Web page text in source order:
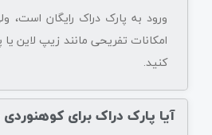
ورود به پارک دراک رایگان است،
امکانات تفریحی مانند زیپ لاین
کنید.
آیا پارک دراک برای